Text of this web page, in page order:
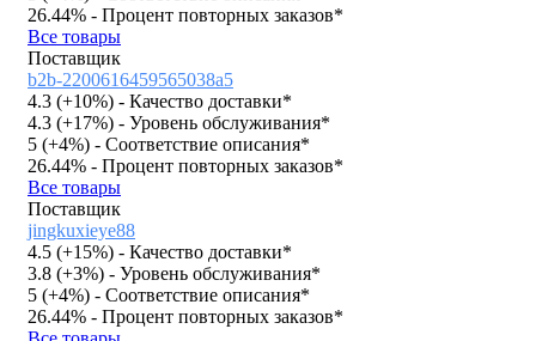
26.44% - Процент повторных заказов*
Все товары
Поставщик
b2b-2200616459565038a5
4.3 (+10%) - Качество доставки*
4.3 (+17%) - Уровень обслуживания*
5 (+4%) - Соответствие описания*
26.44% - Процент повторных заказов*
Все товары
Поставщик
jingkuxieye88
4.5 (+15%) - Качество доставки*
3.8 (+3%) - Уровень обслуживания*
5 (+4%) - Соответствие описания*
26.44% - Процент повторных заказов*